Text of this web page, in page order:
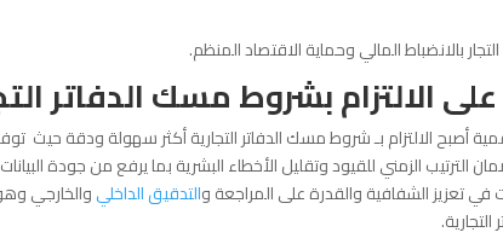
بالانضباط المالي وحماية الاقتصاد المنظم.
على الالتزام بشروط مسك الدفاتر
أصبح الالتزام بـ شروط مسك الدفاتر التجارية أكثر سهولة ودقة حيث
الزمني للقيود وتقليل الأخطاء البشرية بما يرفع من جودة
في تعزيز الشفافية والقدرة على المراجعة والتدقيق الداخليوالخارجي